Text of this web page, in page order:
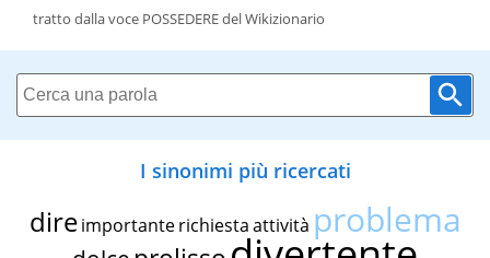
tratto dalla voce POSSEDERE del Wikizionario
I sinonimi più ricercati
dire importante richiestaattività problema